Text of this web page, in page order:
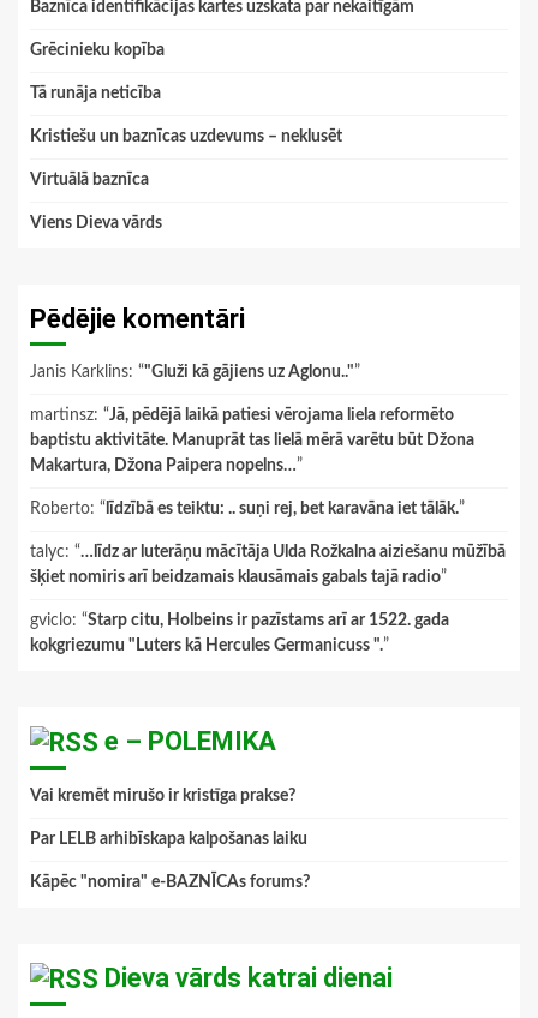
Baznīca identifikācijas kartes uzskata par nekaitīgām
Grēcinieku kopība
Tā runāja neticība
Kristiešu un baznīcas uzdevums – neklusēt
Virtuālā baznīca
Viens Dieva vārds
Pēdējie komentāri
Janis Karklins: “"Gluži kā gājiens uz Aglonu.."”
martinsz: “Jā, pēdējā laikā patiesi vērojama liela reformēto
baptistu aktivitāte. Manuprāt tas lielā mērā varētu būt Džona
Makartura, Džona Paipera nopelns…”
Roberto: “ līdzībā es teiktu: .. suņi rej, bet karavāna iet tālāk.”
talyc: “…līdz ar luterāņu mācītāja Ulda Rožkalna aiziešanu mūžībā
šķiet nomiris arī beidzamais klausāmais gabals tajā radio”
gviclo: “Starp citu, Holbeins ir pazīstams arī ar 1522. gada
kokgriezumu "Luters kā Hercules Germanicuss ".”
e – POLEMIKA
Vai kremēt mirušo ir kristīga prakse?
Par LELB arhibīskapa kalpošanas laiku
Kāpēc "nomira" e-BAZNĪCAs forums?
Dieva vārds katrai dienai